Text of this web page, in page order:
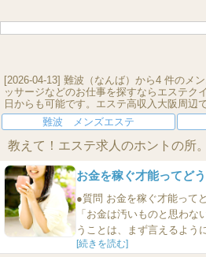
[2026-04-13] 難波（なんば）から4 件のメンエス求人をご紹介！エステやマ
ッサージなどのお仕事を探すならエステクイーン。 短期アル
日からも可能です。エステ高収入大阪周辺
難波 メンズエステ
教えて！エステ求人のホントの所。
お金を稼ぐ才能ってど
●質問 お金を稼ぐ才能ってどう
「お金は汚いものと思わ
うことは、まず言えるよう
を使って権力を手にした人
[続きを読む]